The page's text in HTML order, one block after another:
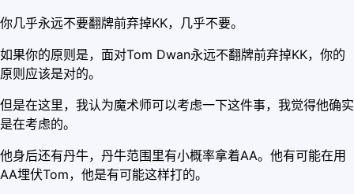
你几乎永远不要翻牌前弃掉KK，几乎不要。
如果你的原则是，面对Tom Dwan永远不翻牌前弃掉KK，你的
原则应该是对的。
但是在这里，我认为魔术师可以考虑一下这件事，我觉得他确实
是在考虑的。
他身后还有丹牛，丹牛范围里有小概率拿着AA。他有可能在用
AA埋伏Tom，他是有可能这样打的。